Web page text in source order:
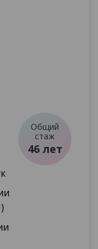
Общий
стаж
46 лет